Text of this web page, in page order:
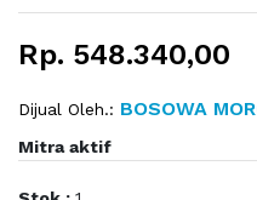
Rp. 548.340,00
Dijual Oleh.: BOSOWA
Mitra aktif